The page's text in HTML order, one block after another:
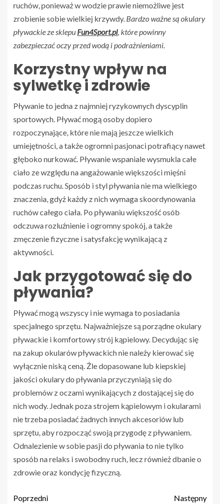
ruchów, ponieważ w wodzie prawie niemożliwe jest
zrobienie sobie wielkiej krzywdy. Bardzo ważne są okulary
pływackie ze sklepu Fun4Sport.pl, które powinny
zabezpieczać oczy przed wodą i podrażnieniami.
Korzystny wpływ na
sylwetkę i zdrowie
Pływanie to jedna z najmniej ryzykownych dyscyplin
sportowych. Pływać mogą osoby dopiero
rozpoczynające, które nie mają jeszcze wielkich
umiejętności, a także ogromni pasjonaci potrafiący nawet
głęboko nurkować. Pływanie wspaniale wysmukla całe
ciało ze względu na angażowanie większości mięśni
podczas ruchu. Sposób i styl pływania nie ma wielkiego
znaczenia, gdyż każdy z nich wymaga skoordynowania
ruchów całego ciała. Po pływaniu większość osób
odczuwa rozluźnienie i ogromny spokój, a także
zmęczenie fizyczne i satysfakcję wynikającą z
aktywności.
Jak przygotować się do
pływania?
Pływać mogą wszyscy i nie wymaga to posiadania
specjalnego sprzętu. Najważniejsze są porządne okulary
pływackie i komfortowy strój kąpielowy. Decydując się
na zakup okularów pływackich nie należy kierować się
wyłącznie niską ceną. Źle dopasowane lub kiepskiej
jakości okulary do pływania przyczyniają się do
problemów z oczami wynikających z dostającej się do
nich wody. Jednak poza strojem kąpielowym i okularami
nie trzeba posiadać żadnych innych akcesoriów lub
sprzętu, aby rozpocząć swoją przygodę z pływaniem.
Odnalezienie w sobie pasji do pływania to nie tylko
sposób na relaks i swobodny ruch, lecz również dbanie o
zdrowie oraz kondycję fizyczną.
Poprzedni Następny